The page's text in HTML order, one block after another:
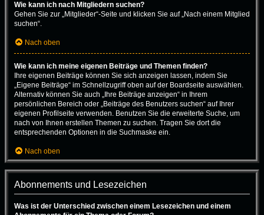
Wie kann ich nach Mitgliedern suchen?
Gehen Sie zur „Mitglieder“-Seite und klicken Sie auf „Nach einem Mitglied
suchen“.
Nach oben
Wie kann ich meine eigenen Beiträge und Themen finden?
Ihre eigenen Beiträge können Sie sich anzeigen lassen, indem Sie
„Eigene Beiträge“ im Schnellzugriff oben auf der Boardseite auswählen.
Alternativ können Sie auch „Ihre Beiträge anzeigen“ in Ihrem
persönlichen Bereich oder „Beiträge des Benutzers suchen“ auf Ihrer
eigenen Profilseite verwenden. Benutzen Sie die erweiterte Suche, um
nach von Ihnen erstellen Themen zu suchen. Tragen Sie dort die
entsprechenden Optionen in die Suchmaske ein.
Nach oben
Abonnements und Lesezeichen
Was ist der Unterschied zwischen einem Lesezeichen und einem